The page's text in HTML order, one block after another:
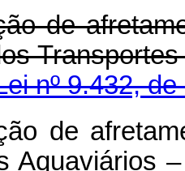
de
nº 9.432, de
de
Aquaviários